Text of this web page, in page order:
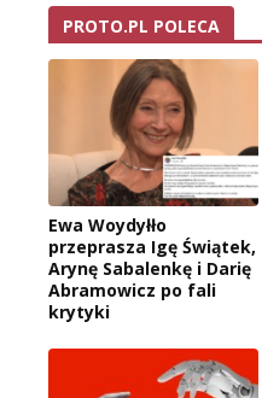
PROTO.PL POLECA
Ewa Woydyłło
przeprasza Igę Świątek,
Arynę Sabalenkę i Darię
Abramowicz po fali
krytyki